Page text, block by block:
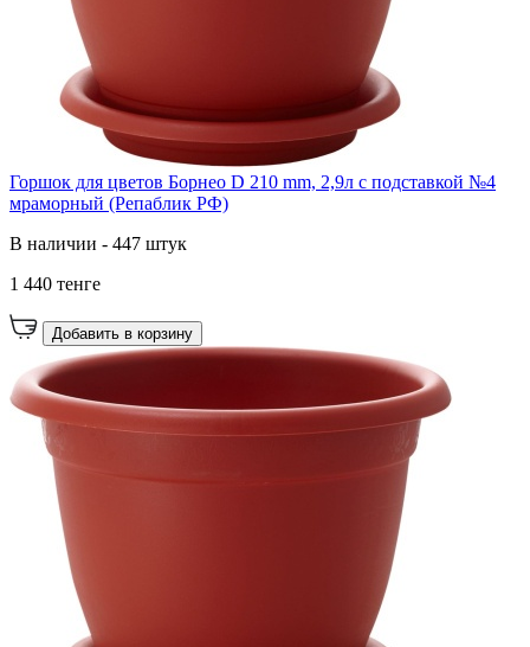
Горшок для цветов Борнео D 210 mm, 2,9л с подставкой №4
мраморный (Репаблик РФ)
В наличии - 447 штук
1 440 тенге
Добавить в корзину